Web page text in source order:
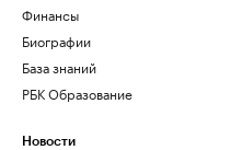
Финансы
Биографии
База знаний
РБК Образование
Новости